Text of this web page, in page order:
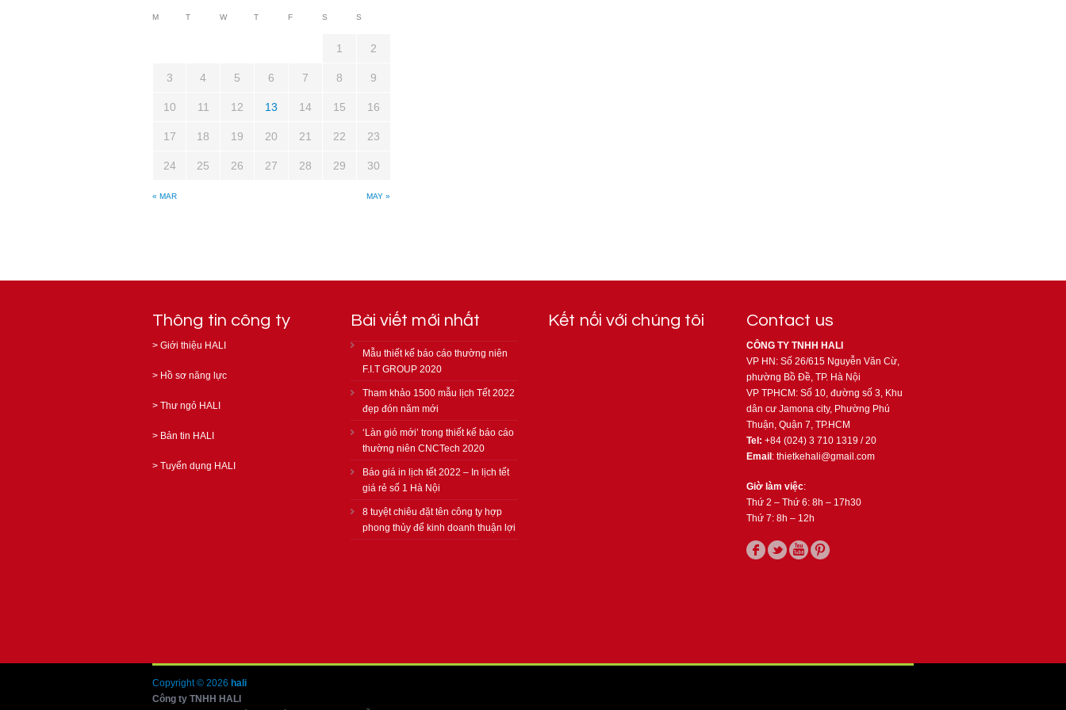
M T W T F S S
« MAR MAY »
1 2
3 4 5 6 7 8 9
10 11 12 13 14 15 16
17 18 19 20 21 22 23
24 25 26 27 28 29 30
Thông tin công ty
> Giới thiệu HALI
> Hồ sơ năng lực
> Thư ngỏ HALI
> Bản tin HALI
> Tuyển dụng HALI
Bài viết mới nhất
Mẫu thiết kế báo cáo thường niên
F.I.T GROUP 2020
Tham khảo 1500 mẫu lịch Tết 2022
đẹp đón năm mới
‘Làn gió mới’ trong thiết kế báo cáo
thường niên CNCTech 2020
Báo giá in lịch tết 2022 – In lịch tết
giá rẻ số 1 Hà Nội
8 tuyệt chiêu đặt tên công ty hợp
phong thủy để kinh doanh thuận lợi
Kết nối với chúng tôi Contact us
CÔNG TY TNHH HALI
VP HN: Số 26/615 Nguyễn Văn Cừ,
phường Bồ Đề, TP. Hà Nội
VP TPHCM: Số 10, đường số 3, Khu
dân cư Jamona city, Phường Phú
Thuận, Quận 7, TP.HCM
Tel: +84 (024) 3 710 1319 / 20
Email : thietkehali@gmail.com
Giờ làm việc:
Thứ 2 – Thứ 6: 8h – 17h30
Thứ 7: 8h – 12h
Copyright © 2026 hali
Công ty TNHH HALI